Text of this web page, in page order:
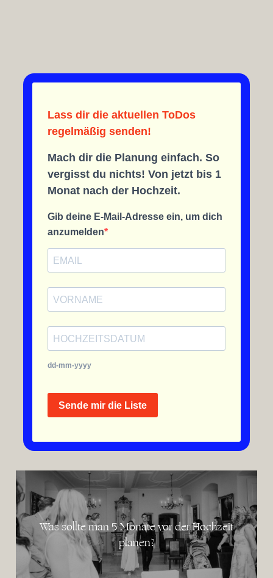
Lass dir die aktuellen ToDos
regelmäßig senden!
Mach dir die Planung einfach. So
vergisst du nichts! Von jetzt bis 1
Monat nach der Hochzeit.
Gib deine E-Mail-Adresse ein, um dich
anzumelden
dd-mm-yyyy
Sende mir die Liste
Was sollte man 5 Monate vor der Hochzeit
planen?